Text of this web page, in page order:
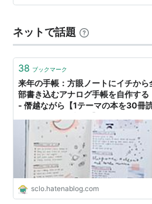
やりづらかったんですよね。。。
初めから日付等揃っている日記も
ていまして。 そうなると、「MD
なぁ。 「EDiTノート」も…
ネットで話題
38 ブックマーク
来年の手帳：方眼ノートにイチから
部書き込むアナログ手帳を自作する
- 僭越ながら【1テーマの本を30冊
sclo.hatenablog.com